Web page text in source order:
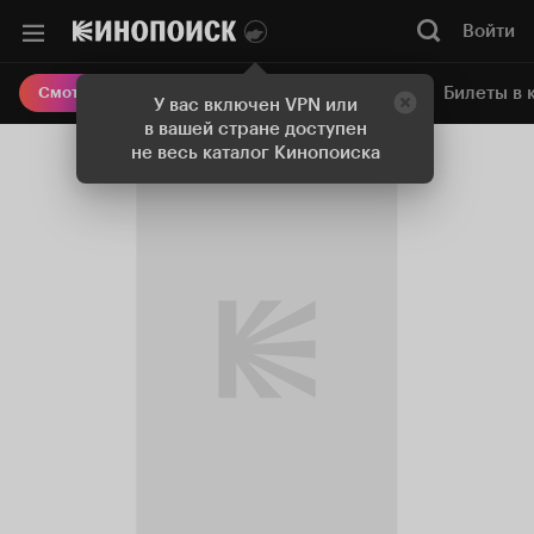
У вас включен VPN или
в вашей стране доступен
не весь каталог Кинопоиска
Войти
Смотреть кино Онлайн-кинотеатр Билеты в